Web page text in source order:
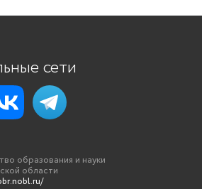
сети
образования и науки
области